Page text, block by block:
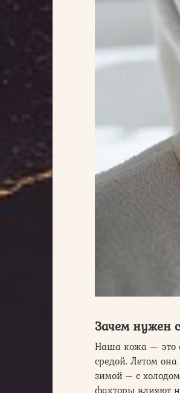
Зачем нужен
Наша кожа — это
средой. Летом
зимой – с
факторы влияют